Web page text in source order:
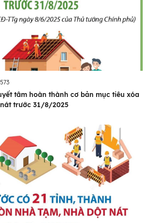
tâm hoàn thành cơ bản mục tiêu xóa
trước 31/8/2025